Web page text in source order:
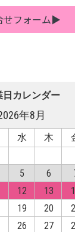
せフォーム▶